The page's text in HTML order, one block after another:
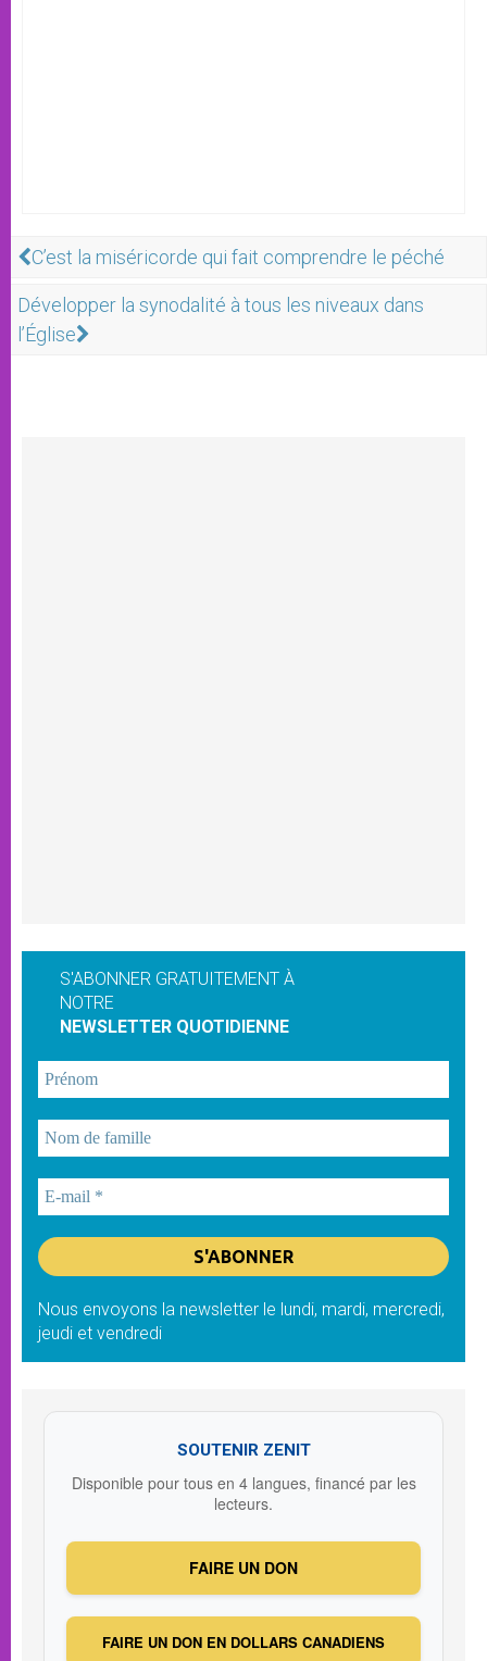
C’est la miséricorde qui fait comprendre le péché
Développer la synodalité à tous les niveaux dans
l’Église
S'ABONNER GRATUITEMENT À
NOTRE
NEWSLETTER QUOTIDIENNE
Nous envoyons la newsletter le lundi, mardi, mercredi,
jeudi et vendredi
SOUTENIR ZENIT
Disponible pour tous en 4 langues, financé par les
lecteurs.
FAIRE UN DON
FAIRE UN DON EN DOLLARS CANADIENS